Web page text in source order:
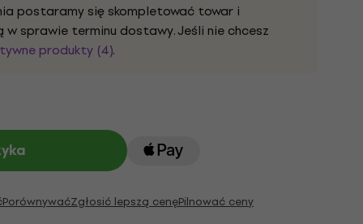
postaramy się skompletować towar i
sprawie terminu dostawy. Jeśli nie chcesz
produkty (4).
PorównywaćZgłosić lepszą cenęPilnować ceny